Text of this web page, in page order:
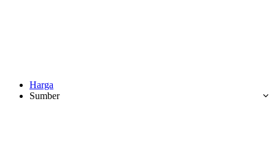
Harga
Sumber